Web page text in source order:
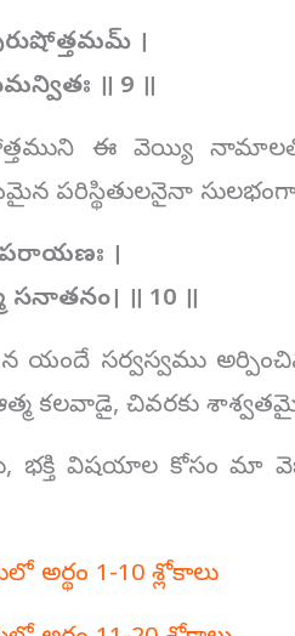
।
॥ 9 ॥
ఈ వెయ్యి
పరిస్థితులనైనా
।
సనాతనం। ॥ 10 ॥
యందే సర్వస్వము
కలవాడై, చివరకు
భక్తి విషయాల కోసం మా
అర్థం 1-10 శ్లోకాలు